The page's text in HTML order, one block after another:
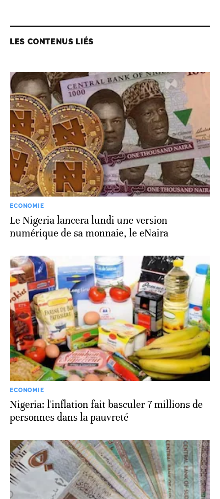
LES CONTENUS LIÉS
ECONOMIE
Le Nigeria lancera lundi une version
numérique de sa monnaie, le eNaira
ECONOMIE
Nigeria: l'inflation fait basculer 7 millions de
personnes dans la pauvreté